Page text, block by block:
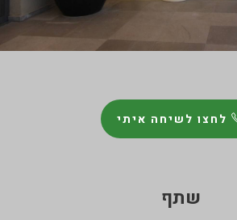
לחצו לשיחה איתי
שתף